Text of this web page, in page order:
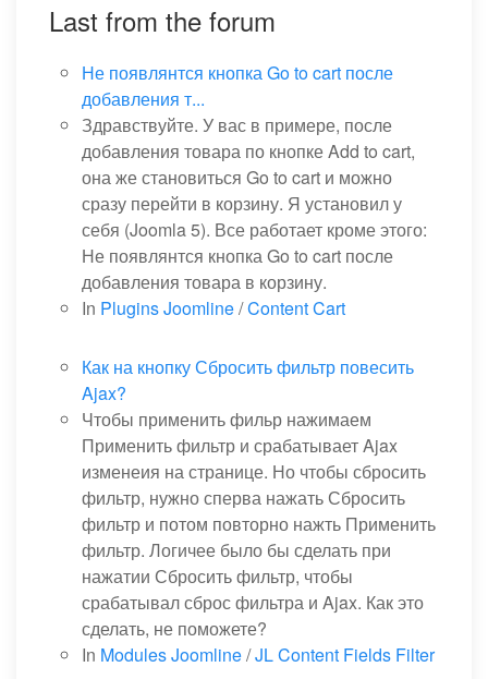
Last from the forum
Не появлянтся кнопка Go to cart после
добавления т...
Здравствуйте. У вас в примере, после
добавления товара по кнопке Add to cart,
она же становиться Go to cart и можно
сразу перейти в корзину. Я установил у
себя (Joomla 5). Все работает кроме этого:
Не появлянтся кнопка Go to cart после
добавления товара в корзину.
In Plugins Joomline/Content Cart
Как на кнопку Сбросить фильтр повесить
Ajax?
Чтобы применить фильр нажимаем
Применить фильтр и срабатывает Ajax
изменеия на странице. Но чтобы сбросить
фильтр, нужно сперва нажать Сбросить
фильтр и потом повторно нажть Применить
фильтр. Логичее было бы сделать при
нажатии Сбросить фильтр, чтобы
срабатывал сброс фильтра и Ajax. Как это
сделать, не поможете?
In Modules Joomline/JL Content Fields Filter